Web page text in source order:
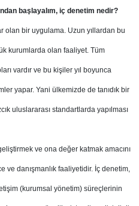
başlayalım, iç denetim nedir?
olan bir uygulama. Uzun yıllardan bu
kurumlarda olan faaliyet. Tüm
vardır ve bu kişiler yıl boyunca
yapar. Yani ülkemizde de tanıdık bir
uluslararası standartlarda yapılması
ve ona değer katmak amacını
ve danışmanlık faaliyetidir. İç denetim,
(kurumsal yönetim) süreçlerinin